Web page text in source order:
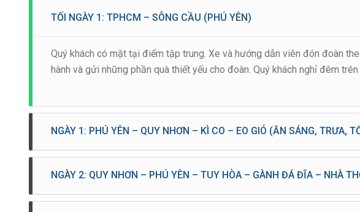
TỐI NGÀY 1: TPHCM – SÔNG CẦU (PHÚ YÊN)
Quý khách có mặt tại điểm tập trung. Xe và hướng dẫn viên đón đoàn
hành và gửi những phần quà thiết yếu cho đoàn. Quý khách nghỉ đêm trên
NGÀY 1: PHÚ YÊN – QUY NHƠN – KÌ CO – EO GIÓ (ĂN SÁNG, TRƯA,
Sáng: Quý khách đến nhà hàng vệ sinh cá nhân và dùng điểm tâm sáng.
Quý khách nghe thuyết minh về những thắng cảnh nổi tiếng như HẢI
NGÀY 2: QUY NHƠN – PHÚ YÊN – TUY HÒA – GÀNH ĐÁ ĐĨA – NHÀ
Sáng: Làm thủ tục trả phòng, Qúy khách dùng điểm tâm tại nhà hàng.